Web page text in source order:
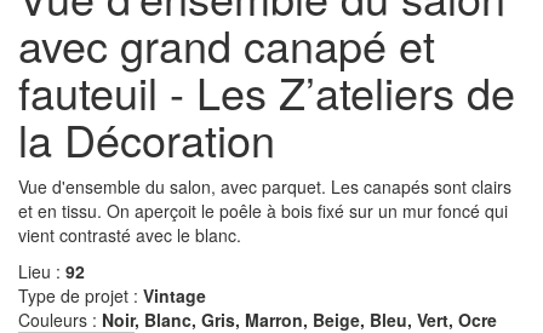
avec grand canapé et
fauteuil - Les Z’ateliers de
la Décoration
Vue d'ensemble du salon, avec parquet. Les canapés sont clairs
et en tissu. On aperçoit le poêle à bois fixé sur un mur foncé qui
vient contrasté avec le blanc.
Lieu : 92
Type de projet : Vintage
Couleurs : Noir, Blanc, Gris, Marron, Beige, Bleu, Vert, Ocre